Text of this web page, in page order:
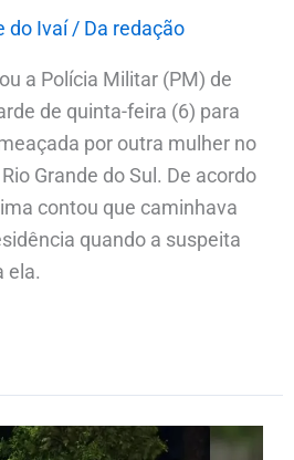
do Ivaí/ Da redação
a Polícia Militar (PM) de
de quinta-feira (6) para
por outra mulher no
Grande do Sul. De acordo
contou que caminhava
quando a suspeita
ela.